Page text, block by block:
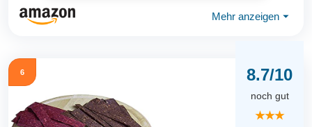
Mehr anzeigen ⏷
6 8.7/10
noch gut
★★★